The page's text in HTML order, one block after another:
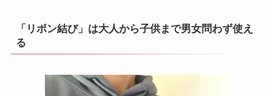
「リボン結び」は大人から子供まで男女問わず使え
る